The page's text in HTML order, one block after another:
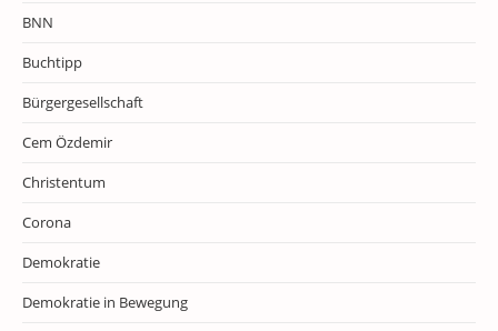
BNN
Buchtipp
Bürgergesellschaft
Cem Özdemir
Christentum
Corona
Demokratie
Demokratie in Bewegung